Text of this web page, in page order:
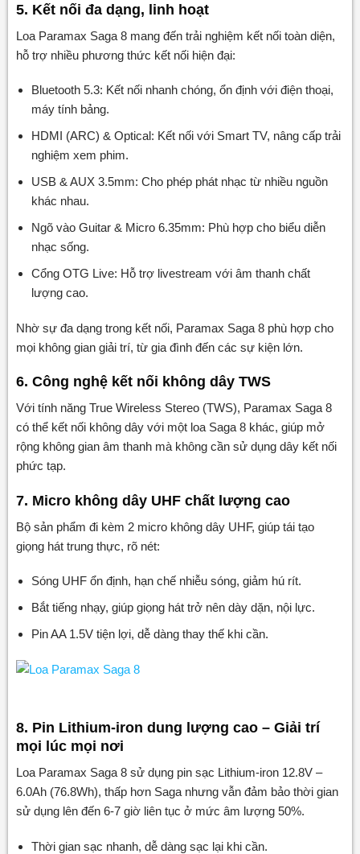
5. Kết nối đa dạng, linh hoạt
Loa Paramax Saga 8 mang đến trải nghiệm kết nối toàn diện,
hỗ trợ nhiều phương thức kết nối hiện đại:
Bluetooth 5.3: Kết nối nhanh chóng, ổn định với điện thoại,
máy tính bảng.
HDMI (ARC) & Optical: Kết nối với Smart TV, nâng cấp trải
nghiệm xem phim.
USB & AUX 3.5mm: Cho phép phát nhạc từ nhiều nguồn
khác nhau.
Ngõ vào Guitar & Micro 6.35mm: Phù hợp cho biểu diễn
nhạc sống.
Cổng OTG Live: Hỗ trợ livestream với âm thanh chất
lượng cao.
Nhờ sự đa dạng trong kết nối, Paramax Saga 8 phù hợp cho
mọi không gian giải trí, từ gia đình đến các sự kiện lớn.
6. Công nghệ kết nối không dây TWS
Với tính năng True Wireless Stereo (TWS), Paramax Saga 8
có thể kết nối không dây với một loa Saga 8 khác, giúp mở
rộng không gian âm thanh mà không cần sử dụng dây kết nối
phức tạp.
7. Micro không dây UHF chất lượng cao
Bộ sản phẩm đi kèm 2 micro không dây UHF, giúp tái tạo
giọng hát trung thực, rõ nét:
Sóng UHF ổn định, hạn chế nhiễu sóng, giảm hú rít.
Bắt tiếng nhạy, giúp giọng hát trở nên dày dặn, nội lực.
Pin AA 1.5V tiện lợi, dễ dàng thay thế khi cần.
8. Pin Lithium-iron dung lượng cao – Giải trí
mọi lúc mọi nơi
Loa Paramax Saga 8 sử dụng pin sạc Lithium-iron 12.8V –
6.0Ah (76.8Wh), thấp hơn Saga nhưng vẫn đảm bảo thời gian
sử dụng lên đến 6-7 giờ liên tục ở mức âm lượng 50%.
Thời gian sạc nhanh, dễ dàng sạc lại khi cần.